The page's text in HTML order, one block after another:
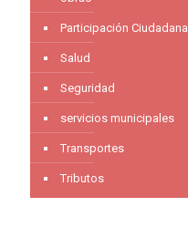
Participación Ciudadana
Salud
Seguridad
servicios municipales
Transportes
Tributos